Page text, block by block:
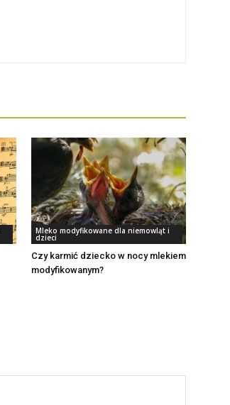
Mleko modyfikowane dla niemowląt i
dzieci
Czy karmić dziecko w nocy mlekiem
modyfikowanym?